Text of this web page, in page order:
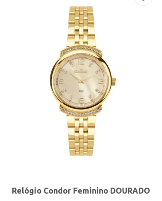
Relógio Condor Feminino DOURADO